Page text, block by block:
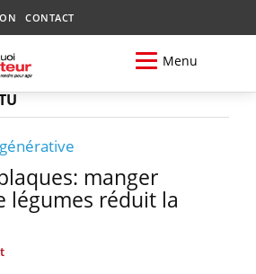
CONTACT
Menu
manger
légumes réduit la